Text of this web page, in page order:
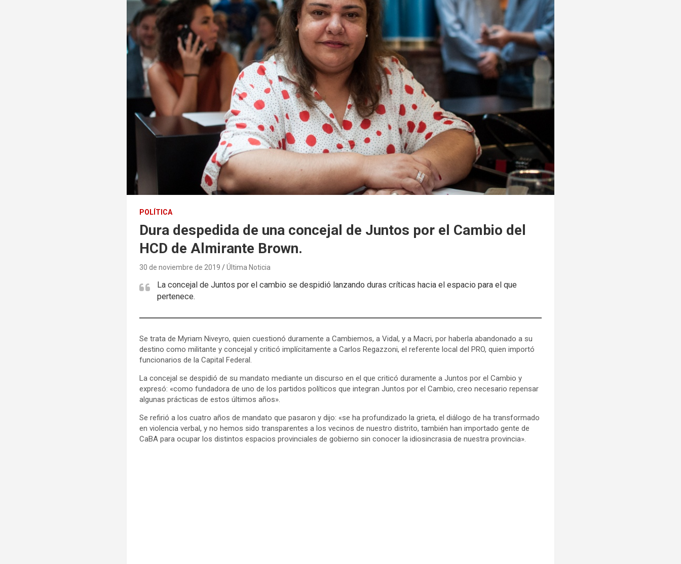
POLÍTICA
Dura despedida de una concejal de Juntos por el Cambio del
HCD de Almirante Brown.
30 de noviembre de 2019 Última Noticia
La concejal de Juntos por el cambio se despidió lanzando duras críticas hacia el espacio para el que
pertenece.
Se trata de Myriam Niveyro, quien cuestionó duramente a Cambiemos, a Vidal, y a Macri, por haberla abandonado a su
destino como militante y concejal y criticó implícitamente a Carlos Regazzoni, el referente local del PRO, quien importó
funcionarios de la Capital Federal.
La concejal se despidió de su mandato mediante un discurso en el que criticó duramente a Juntos por el Cambio y
expresó: «como fundadora de uno de los partidos políticos que integran Juntos por el Cambio, creo necesario repensar
algunas prácticas de estos últimos años».
Se refirió a los cuatro años de mandato que pasaron y dijo: «se ha profundizado la grieta, el diálogo de ha transformado
en violencia verbal, y no hemos sido transparentes a los vecinos de nuestro distrito, también han importado gente de
CaBA para ocupar los distintos espacios provinciales de gobierno sin conocer la idiosincrasia de nuestra provincia».